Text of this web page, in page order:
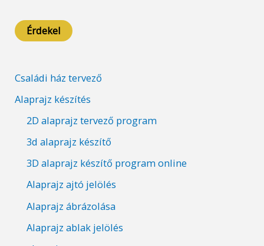
Érdekel
Családi ház tervező
Alaprajz készítés
2D alaprajz tervező program
3d alaprajz készítő
3D alaprajz készítő program online
Alaprajz ajtó jelölés
Alaprajz ábrázolása
Alaprajz ablak jelölés